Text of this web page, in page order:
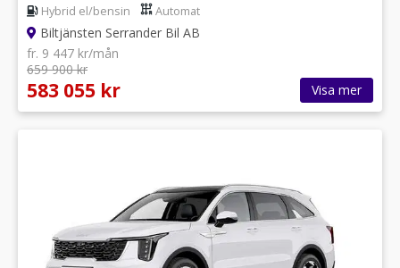
Hybrid el/bensin Automat
Biltjänsten Serrander Bil AB
fr. 9 447 kr/mån
659 900 kr
583 055 kr Visa mer